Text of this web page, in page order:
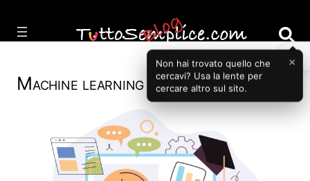
contenuto
Machine learning
Non hai trovato quello che
cercavi? Usa la lente per
cercare altro sul sito.
×